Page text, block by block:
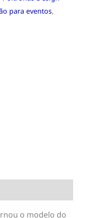
para eventos,
o modelo do